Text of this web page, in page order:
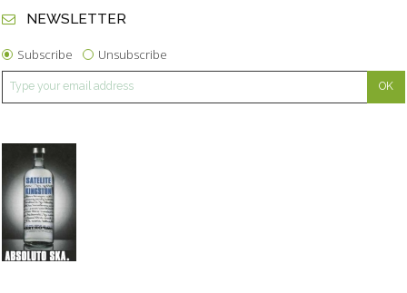
NEWSLETTER
Subscribe Unsubscribe